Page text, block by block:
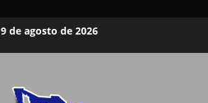
9 de agosto de 2026